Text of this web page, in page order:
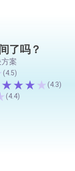
了吗？
案
(4.5)
(4.3)
(4.4)